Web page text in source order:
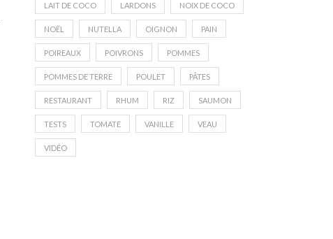
LAIT DE COCO LARDONS NOIX DE COCO
NOËL NUTELLA OIGNON PAIN
POIREAUX POIVRONS POMMES
POMMES DE TERRE POULET PÂTES
RESTAURANT RHUM RIZ SAUMON
TESTS TOMATE VANILLE VEAU
VIDÉO